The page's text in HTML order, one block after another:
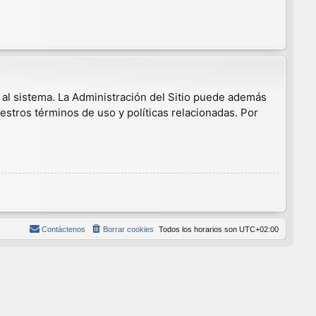
sistema. La Administración del Sitio puede además
términos de uso y políticas relacionadas. Por
Todos los horarios son UTC+02:00
Borrar cookies
Contáctenos